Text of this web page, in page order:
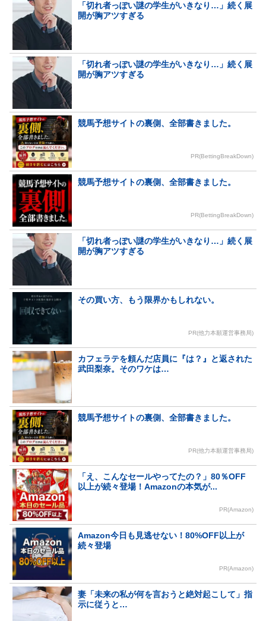
「切れ者っぽい謎の学生がいきなり…」続く展
開が胸アツすぎる
「切れ者っぽい謎の学生がいきなり…」続く展
開が胸アツすぎる
競馬予想サイトの裏側、全部書きました。
PR(BettingBreakDown)
競馬予想サイトの裏側、全部書きました。
PR(BettingBreakDown)
「切れ者っぽい謎の学生がいきなり…」続く展
開が胸アツすぎる
その買い方、もう限界かもしれない。
PR(他力本願運営事務局)
カフェラテを頼んだ店員に『は？』と返された
武田梨奈。そのワケは…
競馬予想サイトの裏側、全部書きました。
PR(他力本願運営事務局)
「え、こんなセールやってたの？」80％OFF
以上が続々登場！Amazonの本気が...
PR(Amazon)
Amazon今日も見逃せない！80%OFF以上が
続々登場
PR(Amazon)
妻「未来の私が何を言おうと絶対起こして」指
示に従うと…